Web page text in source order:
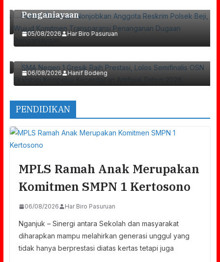
Penganiayaan
05/08/2026 Har Biro Pasuruan
SMA Negeri 1 Gresik Raih Prestasi, Lolos
Semifinalis OSN Ekshibisi Kompetisi
06/08/2026 Hanif Bodeng
PENDIDIKAN
MPLS Ramah Anak Merupakan
Komitmen SMPN 1 Kertosono
06/08/2026 Har Biro Pasuruan
Nganjuk – Sinergi antara Sekolah dan masyarakat
diharapkan mampu melahirkan generasi unggul yang
tidak hanya berprestasi diatas kertas tetapi juga